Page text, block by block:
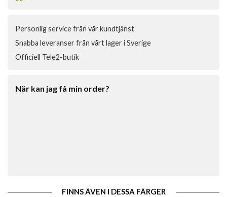
Personlig service från vår kundtjänst
Snabba leveranser från vårt lager i Sverige
Officiell Tele2-butik
När kan jag få min order?
FINNS ÄVEN I DESSA FÄRGER